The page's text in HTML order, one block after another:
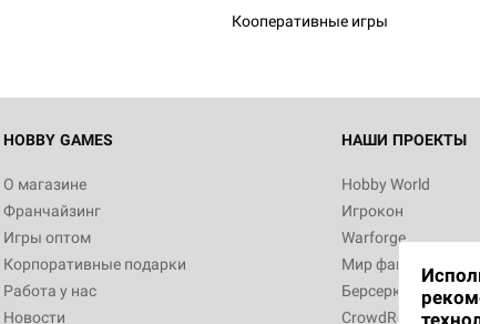
Кооперативные игры
HOBBY GAMES
О магазине
Франчайзинг
Игры оптом
Корпоративные подарки
Работа у нас
Новости
НАШИ ПРОЕКТЫ
Hobby World
Игрокон
Warforge
Мир фантастики
Берсерк
CrowdRepublic